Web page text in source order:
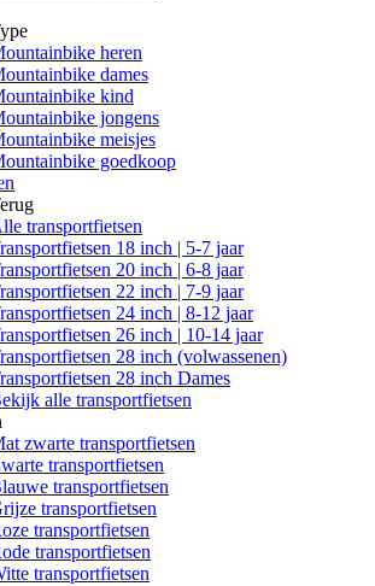
heren
dames
kind
jongens
meisjes
goedkoop
transportfietsen
18 inch | 5-7 jaar
20 inch | 6-8 jaar
22 inch | 7-9 jaar
24 inch | 8-12 jaar
26 inch | 10-14 jaar
28 inch (volwassenen)
28 inch Dames
alle transportfietsen
zwarte transportfietsen
transportfietsen
transportfietsen
transportfietsen
transportfietsen
transportfietsen
transportfietsen